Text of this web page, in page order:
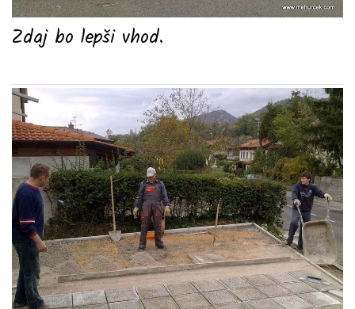
Zdaj bo lepši vhod.